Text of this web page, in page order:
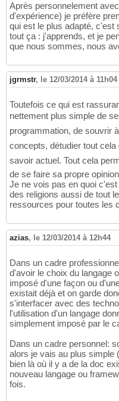
Après personnelement
d'expérience) je préfère
qui est le plus adapté, c'est
tout ça : j'apprends, et je
que nous sommes, nous
jgrmstr, le 12/03/2014 à 11h04
Toutefois ce qui est
nettement plus simple de
programmation, de souvrir
concepts, détudier tout
savoir actuel. Tout cela
de se faire sa propre
Je ne vois pas en quoi
des religions aussi de tout
ressources pour toutes les
azias, le 12/03/2014 à 12h44
Dans un cadre
d'avoir le choix du langage
imposé d'une façon ou
existait déjà et on garde
s'interfacer avec des
l'utilisation d'un langage
simplement imposé par le
Dans un cadre personnel:
alors je vais au plus simple
bien là où il y a de la doc
nouveau langage ou
fois.